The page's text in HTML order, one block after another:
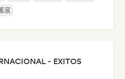
滾
- EXITOS